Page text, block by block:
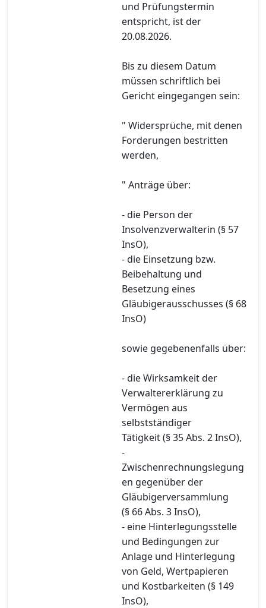
und Prüfungstermin
entspricht, ist der
20.08.2026.
Bis zu diesem Datum
müssen schriftlich bei
Gericht eingegangen sein:
" Widersprüche, mit denen
Forderungen bestritten
werden,
" Anträge über:
- die Person der
Insolvenzverwalterin (§ 57
InsO),
- die Einsetzung bzw.
Beibehaltung und
Besetzung eines
Gläubigerausschusses (§ 68
InsO)
sowie gegebenenfalls über:
- die Wirksamkeit der
Verwaltererklärung zu
Vermögen aus
selbstständiger
Tätigkeit (§ 35 Abs. 2 InsO),
-
Zwischenrechnungslegung
en gegenüber der
Gläubigerversammlung
(§ 66 Abs. 3 InsO),
- eine Hinterlegungsstelle
und Bedingungen zur
Anlage und Hinterlegung
von Geld, Wertpapieren
und Kostbarkeiten (§ 149
InsO),